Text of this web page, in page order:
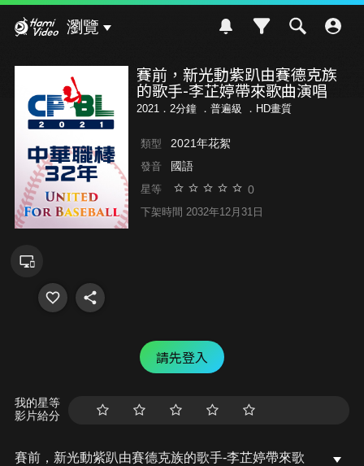
瀏覽
賽前，新光動紫趴由賽德克族
的歌手-李芷婷帶來歌曲演唱
2021．2分鐘 ． 普遍級 ．HD畫質
類型 2021年花絮
發音 國語
星等 0
下架時間 2032年12月31日
請先登入
我的星等
影片給分
賽前，新光動紫趴由賽德克族的歌手-李芷婷帶來歌